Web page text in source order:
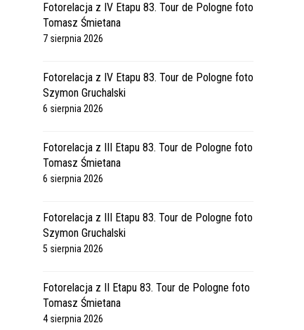
Fotorelacja z IV Etapu 83. Tour de Pologne foto
Tomasz Śmietana
7 sierpnia 2026
Fotorelacja z IV Etapu 83. Tour de Pologne foto
Szymon Gruchalski
6 sierpnia 2026
Fotorelacja z III Etapu 83. Tour de Pologne foto
Tomasz Śmietana
6 sierpnia 2026
Fotorelacja z III Etapu 83. Tour de Pologne foto
Szymon Gruchalski
5 sierpnia 2026
Fotorelacja z II Etapu 83. Tour de Pologne foto
Tomasz Śmietana
4 sierpnia 2026